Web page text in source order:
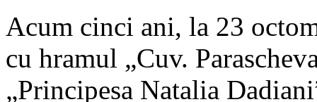
Acum cinci ani, la 23
cu hramul „Cuv.
„Principesa Natalia